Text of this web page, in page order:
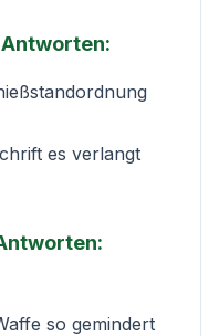
es verlangt
so gemindert